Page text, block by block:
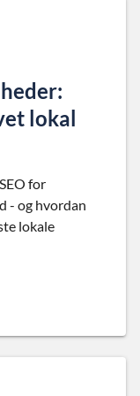
lokal
for
- og hvordan
lokale